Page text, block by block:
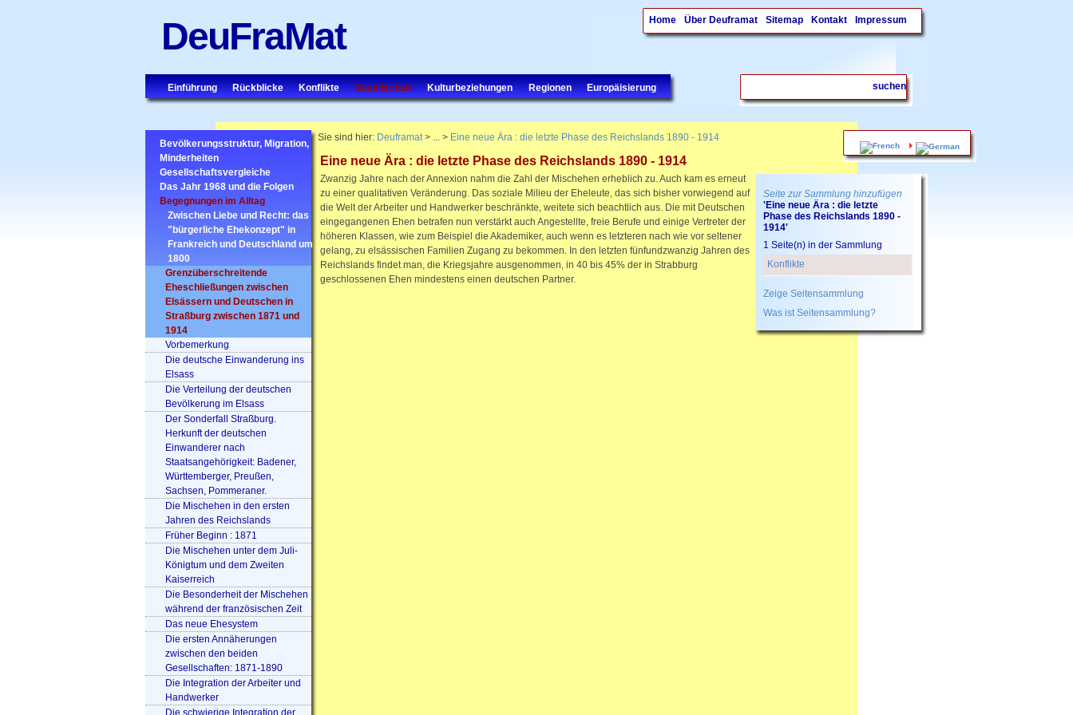
Home Über Deuframat Sitemap Kontakt Impressum
DeuFraMat
Einführung Rückblicke Konflikte Gesellschaft Kulturbeziehungen Regionen Europäisierung
.
Bevölkerungsstruktur, Migration,
Minderheiten
Gesellschaftsvergleiche
Das Jahr 1968 und die Folgen
Begegnungen im Alltag
Zwischen Liebe und Recht: das
"bürgerliche Ehekonzept" in
Frankreich und Deutschland um
1800
Grenzüberschreitende
Eheschließungen zwischen
Elsässern und Deutschen in
Straßburg zwischen 1871 und
1914
Vorbemerkung
Die deutsche Einwanderung ins
Elsass
Die Verteilung der deutschen
Bevölkerung im Elsass
Der Sonderfall Straßburg.
Herkunft der deutschen
Einwanderer nach
Staatsangehörigkeit: Badener,
Württemberger, Preußen,
Sachsen, Pommeraner.
Die Mischehen in den ersten
Jahren des Reichslands
Früher Beginn : 1871
Die Mischehen unter dem Juli-
Königtum und dem Zweiten
Kaiserreich
Die Besonderheit der Mischehen
während der französischen Zeit
Das neue Ehesystem
Die ersten Annäherungen
zwischen den beiden
Gesellschaften: 1871-1890
Die Integration der Arbeiter und
Handwerker
Die schwierige Integration der
Seite zur Sammlung hinzufügen
'Eine neue Ära : die letzte
Phase des Reichslands 1890 -
1914'
1 Seite(n) in der Sammlung
Konflikte
Zeige Seitensammlung
Was ist Seitensammlung?
Sie sind hier: Deuframat> ... > Eine neue Ära : die letzte Phase des Reichslands 1890 - 1914
Eine neue Ära : die letzte Phase des Reichslands 1890 - 1914
Zwanzig Jahre nach der Annexion nahm die Zahl der Mischehen erheblich zu. Auch kam es erneut
zu einer qualitativen Veränderung. Das soziale Milieu der Eheleute, das sich bisher vorwiegend auf
die Welt der Arbeiter und Handwerker beschränkte, weitete sich beachtlich aus. Die mit Deutschen
eingegangenen Ehen betrafen nun verstärkt auch Angestellte, freie Berufe und einige Vertreter der
höheren Klassen, wie zum Beispiel die Akademiker, auch wenn es letzteren nach wie vor seltener
gelang, zu elsässischen Familien Zugang zu bekommen. In den letzten fünfundzwanzig Jahren des
Reichslands findet man, die Kriegsjahre ausgenommen, in 40 bis 45% der in Strabburg
geschlossenen Ehen mindestens einen deutschen Partner.